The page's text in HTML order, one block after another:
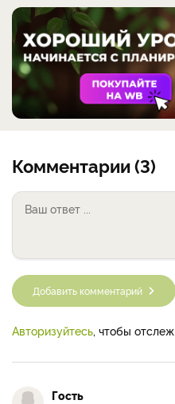
Комментарии (3)
Добавить комментарий
Авторизуйтесь , чтобы
Гость